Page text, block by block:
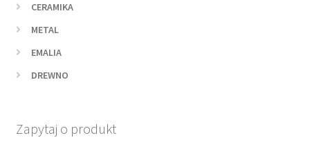
CERAMIKA
METAL
EMALIA
DREWNO
Zapytaj o produkt